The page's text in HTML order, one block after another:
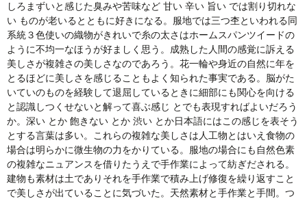
しろまずいと感じた臭みや苦味など 甘い 辛い 旨い では割り切れな
い ものが老いるとともに好きになる。服地では三つ杢といわれる同
系統３色使いの織物がきれいで糸の太さはホームスパンツイードの
ように不均一なほうが好ましく思う。成熟した人間の感覚に訴える
美しさが複雑さの美しさなのであろう。花一輪や身近の自然に年を
とるほどに美しさを感じることもよく知られた事実である。脳がた
いていのものを経験して退屈しているときに細部にも関心を向ける
と認識しつくせないと解って喜ぶ感じ とでも表現すればよいだろう
か。深い とか 飽きない とか 渋い とか日本語にはこの感じを表そう
とする言葉は多い。これらの複雑な美しさは人工物とはいえ食物の
場合は明らかに微生物の力をかりている。服地の場合にも自然色素
の複雑なニュアンスを借りたうえで手作業によって紡ぎだされる。
建物も素材は土でありそれを手作業で積み上げ修復を繰り返すこと
で美しさが出ていることに気づいた。天然素材と手作業と手間。つ